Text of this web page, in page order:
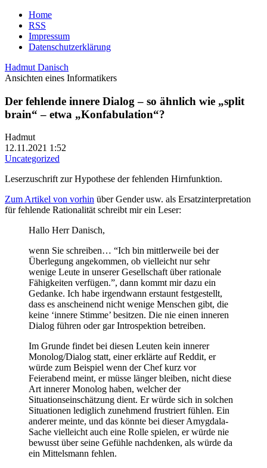
Home
RSS
Impressum
Datenschutzerklärung
Hadmut Danisch
Ansichten eines Informatikers
Der fehlende innere Dialog – so ähnlich wie „split
brain“ – etwa „Konfabulation“?
Hadmut
12.11.2021 1:52
Uncategorized
Leserzuschrift zur Hypothese der fehlenden Hirnfunktion.
Zum Artikel von vorhin über Gender usw. als Ersatzinterpretation
für fehlende Rationalität schreibt mir ein Leser:
Hallo Herr Danisch,
wenn Sie schreiben… “Ich bin mittlerweile bei der
Überlegung angekommen, ob vielleicht nur sehr
wenige Leute in unserer Gesellschaft über rationale
Fähigkeiten verfügen.”, dann kommt mir dazu ein
Gedanke. Ich habe irgendwann erstaunt festgestellt,
dass es anscheinend nicht wenige Menschen gibt, die
keine ‘innere Stimme’ besitzen. Die nie einen inneren
Dialog führen oder gar Introspektion betreiben.
Im Grunde findet bei diesen Leuten kein innerer
Monolog/Dialog statt, einer erklärte auf Reddit, er
würde zum Beispiel wenn der Chef kurz vor
Feierabend meint, er müsse länger bleiben, nicht diese
Art innerer Monolog haben, welcher der
Situationseinschätzung dient. Er würde sich in solchen
Situationen lediglich zunehmend frustriert fühlen. Ein
anderer meinte, und das könnte bei dieser Amygdala-
Sache vielleicht auch eine Rolle spielen, er würde nie
bewusst über seine Gefühle nachdenken, als würde da
ein Mittelsmann fehlen.